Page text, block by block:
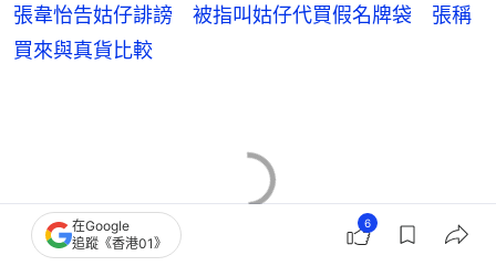
張韋怡告姑仔誹謗 被指叫姑仔代買假名牌袋 張稱
買來與真貨比較
在Google
追蹤《香港01》
6